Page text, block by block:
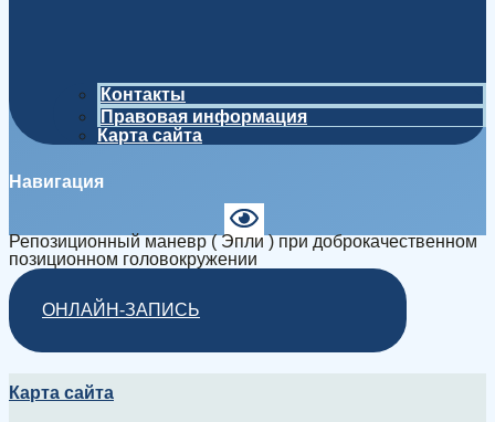
Контакты
Правовая информация
Карта сайта
Навигация
Репозиционный маневр ( Эпли ) при доброкачественном
позиционном головокружении
ОНЛАЙН-ЗАПИСЬ
Карта сайта